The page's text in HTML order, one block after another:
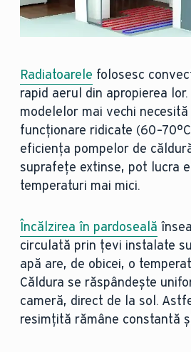
Radiatoarele folosesc
rapid aerul din apropierea
modelelor mai vechi
funcționare ridicate
eficiența pompelor de
suprafețe extinse, pot lucra
temperaturi mai mici.
Încălzirea în pardoseală
circulată prin țevi instalate
apă are, de obicei, o
Căldura se răspândește
cameră, direct de la sol.
resimțită rămâne constantă